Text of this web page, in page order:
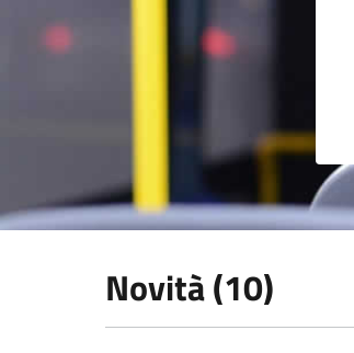
Novità (10)